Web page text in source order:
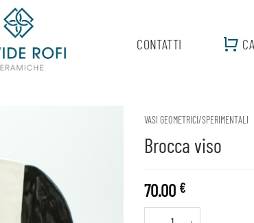
CONTATTI
VASI GEOMETRICI/SPERIMENTALI
Brocca viso
70.00 €